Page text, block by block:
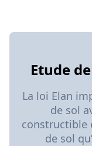
Etude
La loi Elan
de sol
constructible
de sol